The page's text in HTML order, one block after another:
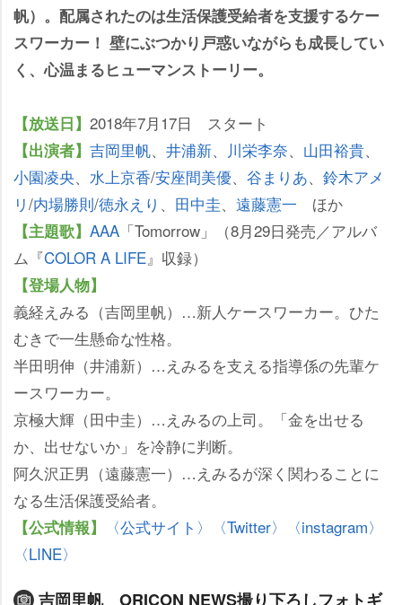
帆）。配属されたのは生活保護受給者を支援するケー
スワーカー！ 壁にぶつかり戸惑いながらも成長してい
く、心温まるヒューマンストーリー。
【放送日】 2018年7月17日 スタート
【出演者】 吉岡里帆、 井浦新、 川栄李奈、 山田裕貴、
小園凌央、 水上京香/安座間美優、 谷まりあ、 鈴木アメ
リ/内場勝則/徳永えり 、 田中圭、 遠藤憲一 ほか
【主題歌】 AAA 「Tomorrow」（8月29日発売／アルバ
ム『COLOR A LIFE』収録）
【登場人物】
義経えみる（吉岡里帆）…新人ケースワーカー。ひた
むきで一生懸命な性格。
半田明伸（井浦新）…えみるを支える指導係の先輩ケ
ースワーカー。
京極大輝（田中圭）…えみるの上司。「金を出せる
か、出せないか」を冷静に判断。
阿久沢正男（遠藤憲一）…えみるが深く関わることに
なる生活保護受給者。
【公式情報】 〈公式サイト〉 〈Twitter〉
〈instagram〉
〈LINE〉
吉岡里帆 ORICON NEWS撮り下ろしフォトギ